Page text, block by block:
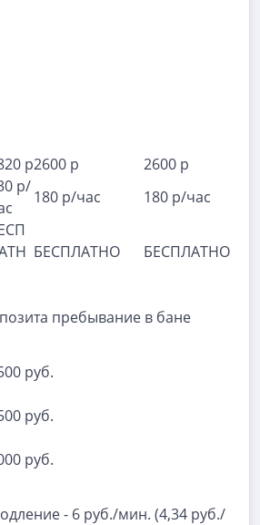
р2600 р
2600 р
р/
180 р/час 180 р/час
БЕСПЛАТНО БЕСПЛАТНО
пребывание в бане
руб.
руб.
руб.
- 6 руб./мин. (4,34 руб./